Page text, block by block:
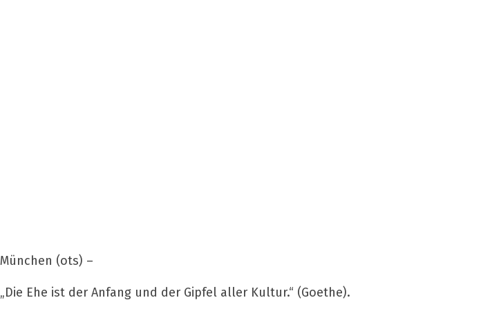
München (ots) –
„Die Ehe ist der Anfang und der Gipfel aller Kultur.“ (Goethe).